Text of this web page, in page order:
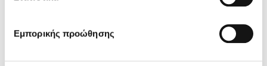
Εμπορικής προώθησης